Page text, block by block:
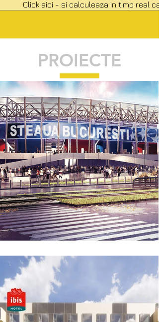
Click aici - si calculeaza in timp real
PROIECTE